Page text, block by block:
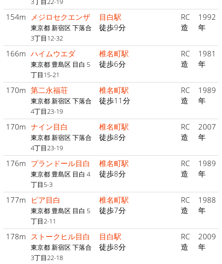
154m メジロセクエンザ
東京都 新宿区 下落合
3丁目12-32
目白駅
徒歩9分
RC
造
1992
年
166m ハイムウエダ
東京都 豊島区 目白 5
丁目15-21
椎名町駅
徒歩6分
RC
造
1981
年
170m 第二永福荘
東京都 新宿区 下落合
4丁目23-19
椎名町駅
徒歩11分
RC
造
1989
年
170m ナイン目白
東京都 新宿区 下落合
4丁目23-19
椎名町駅
徒歩8分
RC
造
2007
年
176m プランドール目白
東京都 豊島区 目白 4
丁目5-3
椎名町駅
徒歩8分
RC
造
1989
年
177m ピア目白
東京都 豊島区 目白 5
丁目2-11
椎名町駅
徒歩7分
RC
造
1988
年
178m ストークヒル目白
東京都 新宿区 下落合
3丁目22-18
目白駅
徒歩8分
RC
造
2009
年